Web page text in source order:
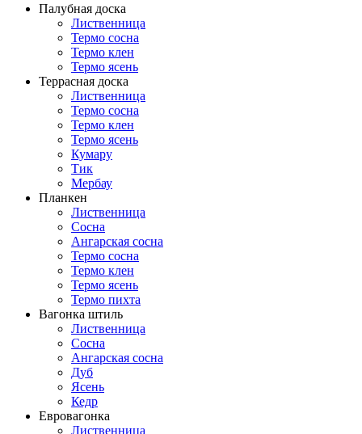
Палубная доска
Лиственница
Термо сосна
Термо клен
Термо ясень
Террасная доска
Лиственница
Термо сосна
Термо клен
Термо ясень
Кумару
Тик
Мербау
Планкен
Лиственница
Сосна
Ангарская сосна
Термо сосна
Термо клен
Термо ясень
Термо пихта
Вагонка штиль
Лиственница
Сосна
Ангарская сосна
Дуб
Ясень
Кедр
Евровагонка
Лиственница